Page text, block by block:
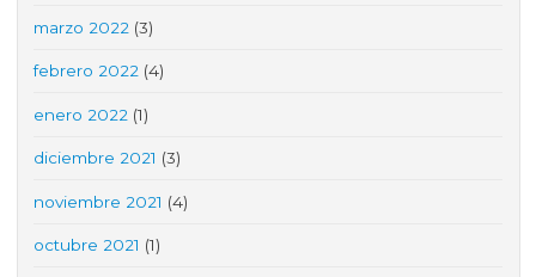
marzo 2022 (3)
febrero 2022 (4)
enero 2022 (1)
diciembre 2021 (3)
noviembre 2021 (4)
octubre 2021 (1)